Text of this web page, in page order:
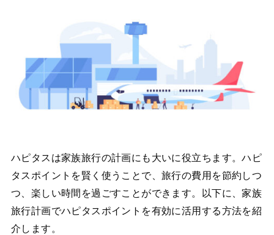
ハピタスは家族旅行の計画にも大いに役立ちます。ハピ
タスポイントを賢く使うことで、旅行の費用を節約しつ
つ、楽しい時間を過ごすことができます。以下に、家族
旅行計画でハピタスポイントを有効に活用する方法を紹
介します。